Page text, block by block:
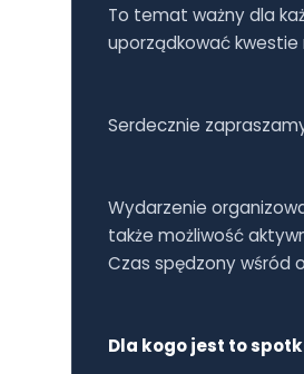
To temat ważny dla
uporządkować kwestie
Serdecznie
Wydarzenie
także możliwość
Czas spędzony wśród
Dla kogo jest to